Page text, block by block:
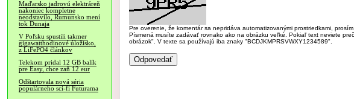
Maďarsko jadrovú elektráreň
nakoniec kompletne
neodstavilo, Rumunsko mení
tok Dunaja
V Poľsku spustili takmer
gigawatthodinové úložisko,
z LiFePO4 článkov
Telekom pridal 12 GB balík
pre Easy, chce zaň 12 eur
Odštartovala nová séria
populárneho sci-fi Futurama
Pre overenie, že komentár sa nepridáva automatizovanými prostriedkami,
Písmená musíte zadávať rovnako ako na obrázku veľké. Pokiaľ text neviete
obrázok". V texte sa používajú iba znaky "BCDJKMPRSVWXY1234589".